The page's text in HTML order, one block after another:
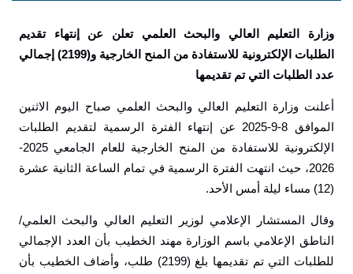
وزارة التعليم العالي والبحث العلمي تعلن عن إنتهاء تقديم
الطلبات الإلكترونية للاستفادة من المنح الخارجية و(2199) إجمالي
عدد الطلبات التي تم تقديمها
أعلنت وزارة التعليم العالي والبحث العلمي صباح اليوم الاثنين
الموافق 8-9-2025 عن إنتهاء الفترة الرسمية لتقديم الطلبات
الإلكترونية للاستفادة من المنح الخارجية للعام الجامعي 2025-
2026، حيث انتهت الفترة الرسمية في تمام الساعة الثانية عشرة
(12) مساء ليلة أمس الأحد.
وقال المستشار الإعلامي لوزير التعليم العالي والبحث العلمي/
الناطق الإعلامي باسم الوزارة مهند الخطيب بأن العدد الإجمالي
للطلبات التي تم تقديمها بلغ (2199) طلب، وأضاف الخطيب بأن